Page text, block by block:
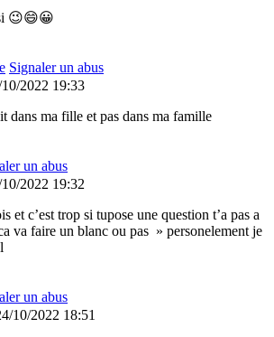
😉😄😀
Signaler un abus
2022 19:33
dans ma fille et pas dans ma famille
un abus
2022 19:32
et c’est trop si tupose une question t’a pas a
va faire un blanc ou pas » personelement je
un abus
10/2022 18:51